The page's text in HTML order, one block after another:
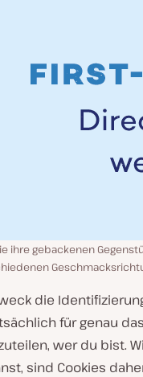
ihre gebackenen
die
für genau
wer du bist.
sind Cookies